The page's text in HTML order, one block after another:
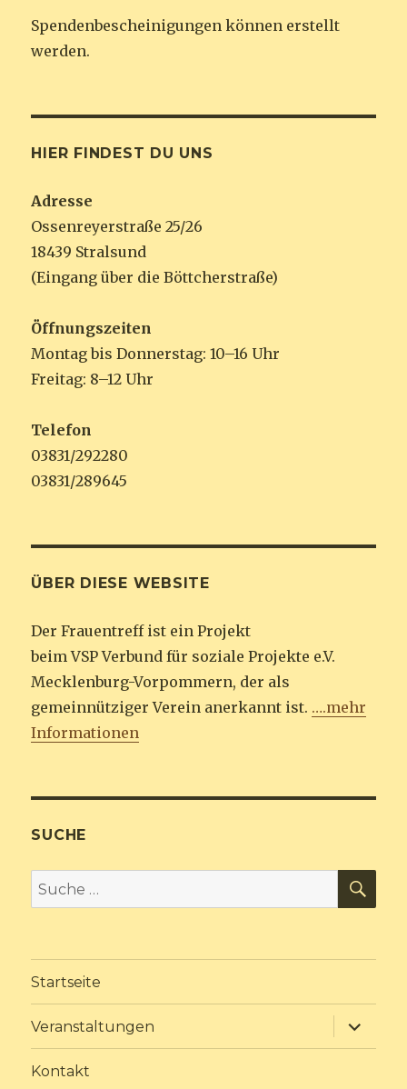
Spendenbescheinigungen können erstellt
werden.
HIER FINDEST DU UNS
Adresse
Ossenreyerstraße 25/26
18439 Stralsund
(Eingang über die Böttcherstraße)
Öffnungszeiten
Montag bis Donnerstag: 10–16 Uhr
Freitag: 8–12 Uhr
Telefon
03831/292280
03831/289645
ÜBER DIESE WEBSITE
Der Frauentreff ist ein Projekt
beim VSP Verbund für soziale Projekte e.V.
Mecklenburg-Vorpommern, der als
gemeinnütziger Verein anerkannt ist. ….mehr
Informationen
SUCHE
Suche
nach:
Startseite
Veranstaltungen
Kontakt